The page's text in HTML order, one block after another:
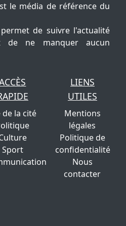
le média de référence du
de suivre l'actualité
ne manquer aucun
de la cité
Sport
LIENS
UTILES
Mentions
légales
Politique de
confidentialité
Nous
contacter